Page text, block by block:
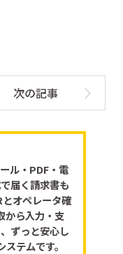
ル・PDF・電
届く請求書も
オペレータ確
から入力・支
ずっと安心し
テムです。